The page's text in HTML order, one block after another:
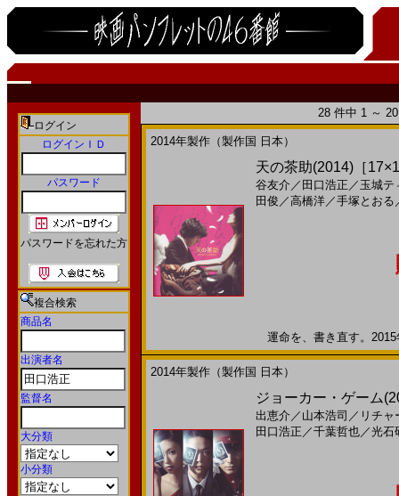
ログイン
ログインＩＤ
パスワード
パスワードを忘れた方
複合検索
商品名
出演者名
監督名
大分類
小分類
28 件中 1 ～
2014年製作（製作国 日本）
天の茶助(2014)［
谷友介 ／ 田口浩正 ／ 玉城テ
田俊 ／高橋洋／手塚とおる
運命を、書き直す。
2014年製作（製作国 日本）
ジョーカー・ゲーム
出恵介 ／ 山本浩司 ／ リチ
田口浩正 ／千葉哲也／光石